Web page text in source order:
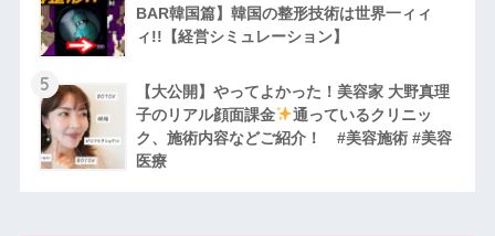
BAR韓国篇】韓国の整形技術は世界一ィィ
ィ!!【経営シミュレーション】
5
【大公開】やってよかった！美容家 大野真理
子のリアル顔面課金
通っているクリニッ
ク、施術内容などご紹介！ #美容施術 #美容
医療